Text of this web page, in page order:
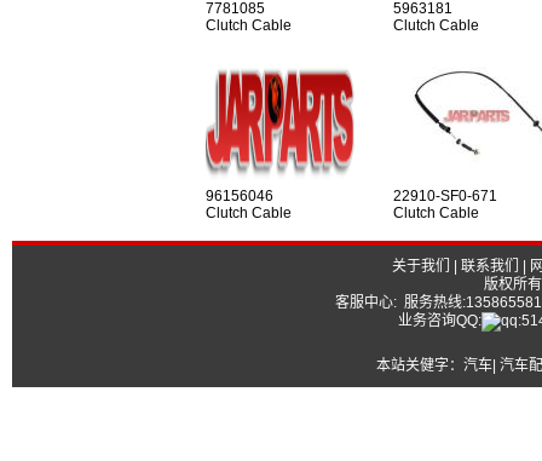
7781085
Clutch Cable
5963181
Clutch Cable
96156046
Clutch Cable
22910-SF0-671
Clutch Cable
关于我们 联系我们
版权所
客服中心: 服务热线
业务咨询QQ:
本站关健字： 汽车| 汽车